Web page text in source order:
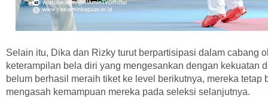
Selain itu, Dika dan Rizky turut berpartisipasi dalam cabang
keterampilan bela diri yang mengesankan dengan kekuatan
belum berhasil meraih tiket ke level berikutnya, mereka tetap
mengasah kemampuan mereka pada seleksi selanjutnya.